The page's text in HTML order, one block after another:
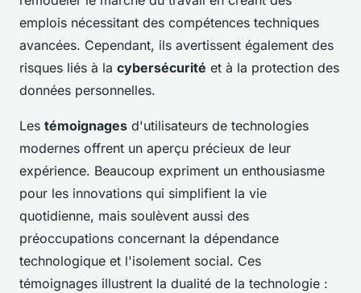
emplois nécessitant des compétences techniques
avancées. Cependant, ils avertissent également des
risques liés à la cybersécurité et à la protection des
données personnelles.
Les témoignages d'utilisateurs de technologies
modernes offrent un aperçu précieux de leur
expérience. Beaucoup expriment un enthousiasme
pour les innovations qui simplifient la vie
quotidienne, mais soulèvent aussi des
préoccupations concernant la dépendance
technologique et l'isolement social. Ces
témoignages illustrent la dualité de la technologie :